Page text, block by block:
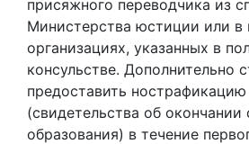
присяжного переводчика из
Министерства юстиции или в
организациях, указанных в
консульстве. Дополнительно
предоставить нострафикацию
(свидетельства об окончании
образования) в течение